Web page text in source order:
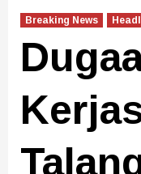
Breaking News